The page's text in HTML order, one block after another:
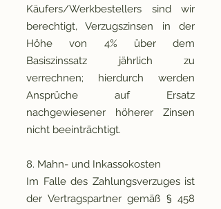
Käufers/Werkbestellers sind wir
berechtigt, Verzugszinsen in der
Höhe von 4% über dem
Basiszinssatz jährlich zu
verrechnen; hierdurch werden
Ansprüche auf Ersatz
nachgewiesener höherer Zinsen
nicht beeinträchtigt.
8. Mahn- und Inkassokosten
Im Falle des Zahlungsverzuges ist
der Vertragspartner gemäß § 458